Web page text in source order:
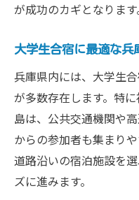
が成功のカギとなります
大学生合宿に最適な兵
兵庫県内には、大学生
が多数存在します。特
島は、公共交通機関や
からの参加者も集まり
道路沿いの宿泊施設を
ズに進みます。